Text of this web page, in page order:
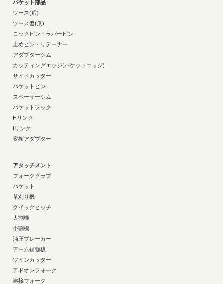
バケット部品
ツース(爪)
ツース盤(爪)
ロックピン・ラバーピン
止めピン・リテーナー
アダプターシム
カッティングエッジ(バケットエッジ)
サイドカッター
バケットピン
スペーサーシム
バケットフック
Hリンク
Iリンク
変換アダプター
アタッチメント
フォーククラブ
バケット
草刈り機
クイックヒッチ
大割機
小割機
油圧ブレーカー
アーム補強板
ツインカッター
アドオンフォーク
溶接フォーク